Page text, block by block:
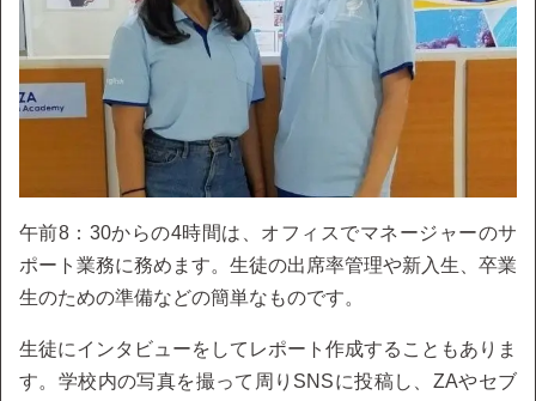
午前8：30からの4時間は、オフィスでマネージャーのサ
ポート業務に務めます。生徒の出席率管理や新入生、卒業
生のための準備などの簡単なものです。
生徒にインタビューをしてレポート作成することもありま
す。学校内の写真を撮って周りSNSに投稿し、ZAやセブ